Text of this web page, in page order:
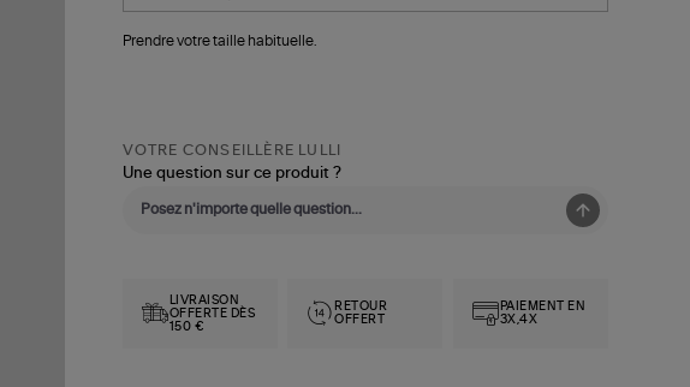
Prendre votre taille habituelle.
VOTRE CONSEILLÈRE LULLI
Une question sur ce produit ?
LIVRAISON
OFFERTE DÈS
150 €
RETOUR
OFFERT
PAIEMENT EN
3X,4X